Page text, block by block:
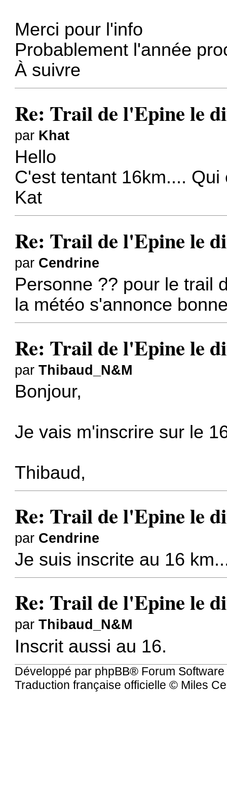
Merci pour l'info
Probablement l'année
À suivre
Re: Trail de l'Epine le
par Khat
Hello
C'est tentant 16km.... Qui
Kat
Re: Trail de l'Epine le
par Cendrine
Personne ?? pour le trail
la météo s'annonce
Re: Trail de l'Epine le
parThibaud_N&M
Bonjour,
Je vais m'inscrire sur le
Thibaud,
Re: Trail de l'Epine le
par Cendrine
Je suis inscrite au 16
Re: Trail de l'Epine le
parThibaud_N&M
Inscrit aussi au 16.
Développé par phpBB® Forum
Traduction française officielle © Miles